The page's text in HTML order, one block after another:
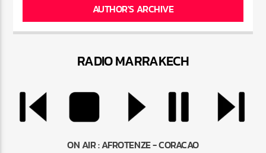
AUTHOR'S ARCHIVE
RADIO MARRAKECH
ON AIR :AFROTENZE - CORACAO